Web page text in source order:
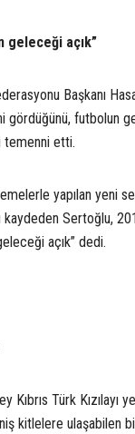
geleceği açık”
Başkanı
futbolun
etti.
yapılan yeni
kaydeden Sertoğlu,
açık” dedi.
Kıbrıs Türk Kızılayı
kitlelere ulaşabilen